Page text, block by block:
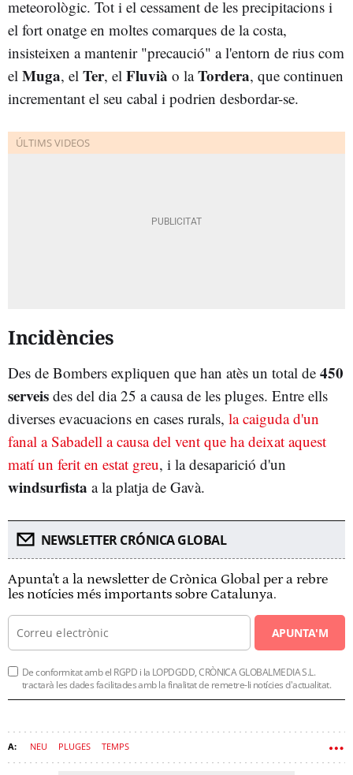
meteorològic. Tot i el cessament de les precipitacions i
el fort onatge en moltes comarques de la costa,
insisteixen a mantenir "precaució" a l'entorn de rius com
el Muga, el Ter, el Fluvià o laTordera, que continuen
incrementant el seu cabal i podrien desbordar-se.
Incidències
Des de Bombers expliquen que han atès un total de 450
serveis des del dia 25 a causa de les pluges. Entre ells
diverses evacuacions en cases rurals, la caiguda d'un
fanal a Sabadell a causa del vent que ha deixat aquest
matí un ferit en estat greu, i la desaparició d'un
windsurfista a la platja de Gavà.
NEWSLETTER CRÓNICA GLOBAL
Apunta't a la newsletter de Crònica Global per a rebre
les notícies més importants sobre Catalunya.
APUNTA'M
De conformitat amb el RGPD i la LOPDGDD, CRÒNICA GLOBALMEDIA S.L.
tractarà les dades facilitades amb la finalitat de remetre-li notícies d'actualitat.
NEU PLUGES TEMPS